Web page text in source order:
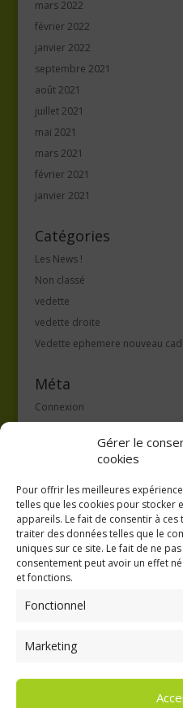
Gérer le
cookies
Pour offrir les meilleures
telles que les cookies pour stocker
appareils. Le fait de consentir à
traiter des données telles que le
uniques sur ce site. Le fait de ne
consentement peut avoir un effet
et fonctions.
Fonctionnel
Marketing
mars 2022
février 2022
janvier 2022
septembre 2021
août 2021
juillet 2021
mai 2021
mars 2021
février 2021
janvier 2021
Catégories
Les News !
Non classé
vedette
vedette droite
Vedette ephemere nouveau
Méta
Connexion
Flux des commentaires
GAEC A la volée
Kergreach - Loperhet
06 65 62 84 25